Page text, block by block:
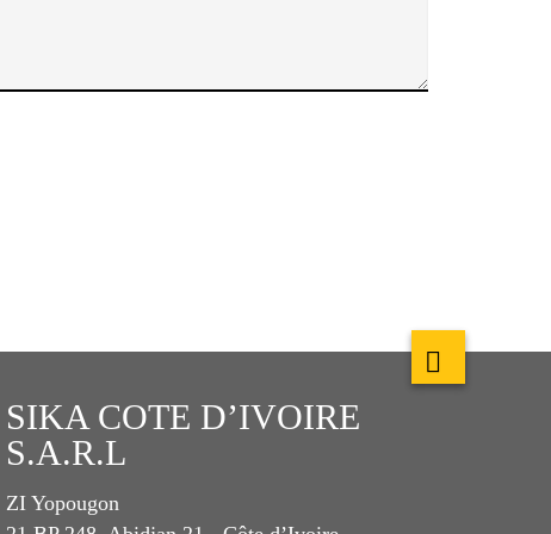
SIKA COTE D’IVOIRE
S.A.R.L
ZI Yopougon